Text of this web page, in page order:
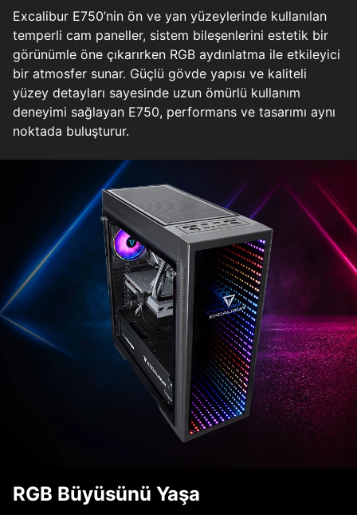
Excalibur E750’nin ön ve yan yüzeylerinde kullanılan
temperli cam paneller, sistem bileşenlerini estetik bir
görünümle öne çıkarırken RGB aydınlatma ile etkileyici
bir atmosfer sunar. Güçlü gövde yapısı ve kaliteli
yüzey detayları sayesinde uzun ömürlü kullanım
deneyimi sağlayan E750, performans ve tasarımı aynı
noktada buluşturur.
RGB Büyüsünü Yaşa